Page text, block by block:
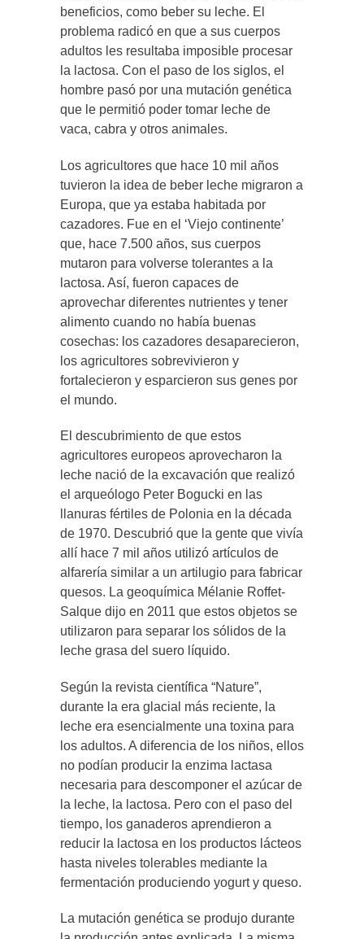
beneficios, como beber su leche. El
problema radicó en que a sus cuerpos
adultos les resultaba imposible procesar
la lactosa. Con el paso de los siglos, el
hombre pasó por una mutación genética
que le permitió poder tomar leche de
vaca, cabra y otros animales.
Los agricultores que hace 10 mil años
tuvieron la idea de beber leche migraron a
Europa, que ya estaba habitada por
cazadores. Fue en el ‘Viejo continente’
que, hace 7.500 años, sus cuerpos
mutaron para volverse tolerantes a la
lactosa. Así, fueron capaces de
aprovechar diferentes nutrientes y tener
alimento cuando no había buenas
cosechas: los cazadores desaparecieron,
los agricultores sobrevivieron y
fortalecieron y esparcieron sus genes por
el mundo.
El descubrimiento de que estos
agricultores europeos aprovecharon la
leche nació de la excavación que realizó
el arqueólogo Peter Bogucki en las
llanuras fértiles de Polonia en la década
de 1970. Descubrió que la gente que vivía
allí hace 7 mil años utilizó artículos de
alfarería similar a un artilugio para fabricar
quesos. La geoquímica Mélanie Roffet-
Salque dijo en 2011 que estos objetos se
utilizaron para separar los sólidos de la
leche grasa del suero líquido.
Según la revista científica “Nature”,
durante la era glacial más reciente, la
leche era esencialmente una toxina para
los adultos. A diferencia de los niños, ellos
no podían producir la enzima lactasa
necesaria para descomponer el azúcar de
la leche, la lactosa. Pero con el paso del
tiempo, los ganaderos aprendieron a
reducir la lactosa en los productos lácteos
hasta niveles tolerables mediante la
fermentación produciendo yogurt y queso.
La mutación genética se produjo durante